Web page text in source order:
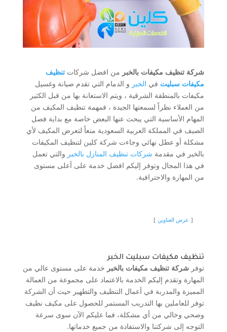
شركة تنظيف مكيفات بالخبر من افضل شركات تنظيف
مكيفات سبليت في الخبر و الدمام التي تقدم صيانة وغسيل
مكيفات بالمنطقة الشرقية ، ويتم الاستعانة بها من قبل الكثير
من العملاء نظراً لسمعتها الجيدة ، فمهمة تنظيف المكيف من
المهام الأساسية التي يبحث عنها البعض خاصة مع بداية فصل
الصيف في المملكة العربية السعودية منعاً لتعرض المكيف لأي
مشكلة أو عطل نهائي وجاءت شركة كلين لتنظيف المكيفات
بالخبر في مقدمة شركات تنظيف المنازل بالخبر والتي تعمل
في هذا المجال وتوفر إليكم افضل خدمة على أعلى مستوى
من المهارة والاحترافية.
عرض العناوين
تنظيف مكيفات سبليت الخبر
توفر شركة تنظيف مكيفات بالخبر خدمة على مستوى عالي من
المهارة وتقدم إليكم الخدمة بالاعتماد على مجموعة من العمالة
المميزة والمدربة في أعمال التنظيف والتطهير حيث أن الشركة
توفر للعاملين بها التدريب المستمر للحصول على مكيف نظيف
وصحي وخالي من أي مشكلة، فما عليكم الآن سوى سرعة
التوجه إلى شركتنا والاستفادة من جميع خدماتها.